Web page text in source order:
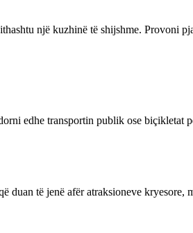
një kuzhinë të shijshme. Provoni
edhe transportin publik ose biçikletat
duan të jenë afër atraksioneve kryesore,